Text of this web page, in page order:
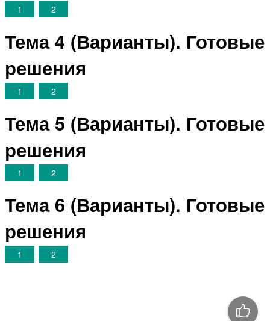
1 2
Тема 4 (Варианты). Готовые
решения
1 2
Тема 5 (Варианты). Готовые
решения
1 2
Тема 6 (Варианты). Готовые
решения
1 2